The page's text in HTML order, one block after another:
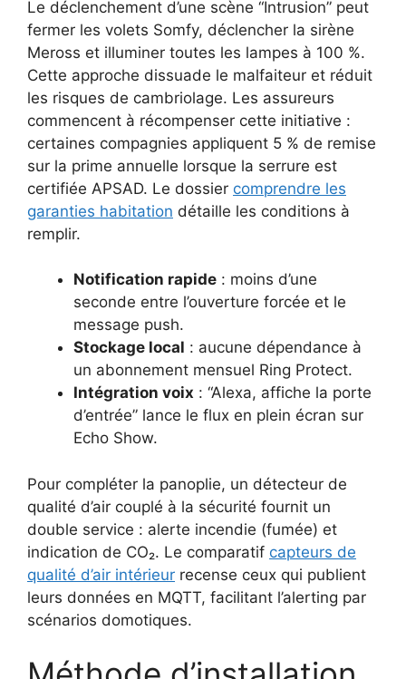
Le déclenchement d’une scène “Intrusion” peut
fermer les volets Somfy, déclencher la sirène
Meross et illuminer toutes les lampes à 100 %.
Cette approche dissuade le malfaiteur et réduit
les risques de cambriolage. Les assureurs
commencent à récompenser cette initiative :
certaines compagnies appliquent 5 % de remise
sur la prime annuelle lorsque la serrure est
certifiée APSAD. Le dossier comprendre les
garanties habitation détaille les conditions à
remplir.
Notification rapide : moins d’une
seconde entre l’ouverture forcée et le
message push.
Stockage local : aucune dépendance à
un abonnement mensuel Ring Protect.
Intégration voix : “Alexa, affiche la porte
d’entrée” lance le flux en plein écran sur
Echo Show.
Pour compléter la panoplie, un détecteur de
qualité d’air couplé à la sécurité fournit un
double service : alerte incendie (fumée) et
indication de CO₂. Le comparatif capteurs de
qualité d’air intérieur recense ceux qui publient
leurs données en MQTT, facilitant l’alerting par
scénarios domotiques.